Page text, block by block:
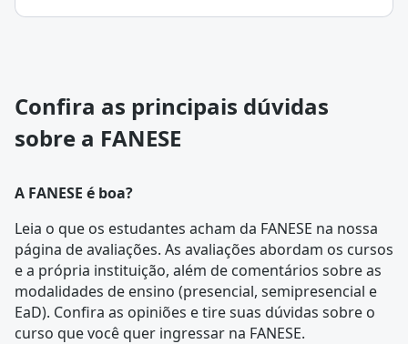
Confira as principais dúvidas
sobre a FANESE
A FANESE é boa?
Leia o que os estudantes acham da FANESE na nossa
página de avaliações. As avaliações abordam os cursos
e a própria instituição, além de comentários sobre as
modalidades de ensino (presencial, semipresencial e
EaD). Confira as opiniões e tire suas dúvidas sobre o
curso que você quer ingressar na FANESE.